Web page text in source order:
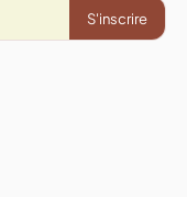
S'inscrire